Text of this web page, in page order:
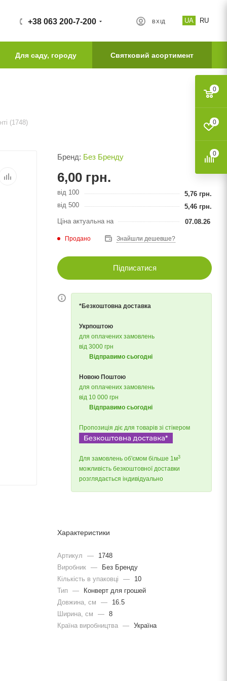
UA RU
ВХІД
+38 063 200-7-200
Для саду, городу Святковий асортимент
(1748)
Бренд: Без Бренду
6,00 грн.
від 100 5,76 грн.
від 500
5,46 грн.
Ціна актуальна на
07.08.26
Продано Знайшли дешевше?
Підписатися
*Безкоштовна доставка
Укрпоштою
для оплачених замовлень
від 3000 грн
Відправимо сьогодні
Новою Поштою
для оплачених замовлень
від 10 000 грн
Відправимо сьогодні
Пропозиція діє для товарів зі стікером
Для замовлень об'ємом більше 1м3
можливість безкоштовної доставки
розглядається індивідуально
Характеристики
Артикул —
1748
Виробник —
Без Бренду
Кількість в упаковці
—
10
Тип
—
Конверт для грошей
Довжина, cм
—
16.5
Ширина, cм
— 8
Країна виробництва — Україна
0
0
0